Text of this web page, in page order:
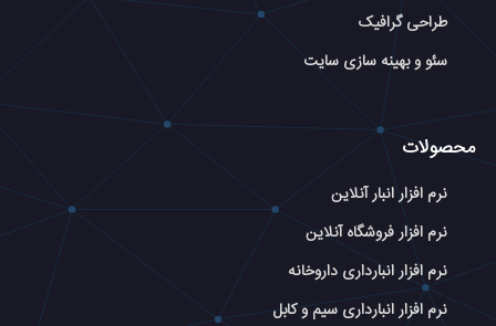
طراحی گرافیک
سئو و بهینه سازی سایت
محصولات
نرم افزار انبار آنلاین
نرم افزار فروشگاه آنلاین
نرم افزار انبارداری داروخانه
نرم افزار انبارداری سیم و کابل